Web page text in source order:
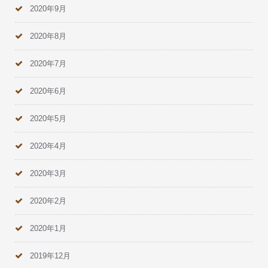
2020年9月
2020年8月
2020年7月
2020年6月
2020年5月
2020年4月
2020年3月
2020年2月
2020年1月
2019年12月